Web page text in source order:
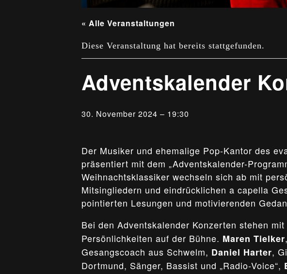
« Alle Veranstaltungen
Diese Veranstaltung hat bereits stattgefunden.
Adventskalender
30. November 2024 – 19:30
Der Musiker und ehemalige Pop-Kantor des
präsentiert mit dem „Adventskalender-
Weihnachtsklassiker wechseln sich ab mit
Mitsingliedern und eindrücklichen a capella
pointierten Lesungen und motivierenden
Bei den Adventskalender Konzerten stehen mit
Persönlichkeiten auf der Bühne. Maren Tielker
Gesangscoach aus Schwelm, Daniel Harter,
Dortmund, Sänger, Bassist und „Radio-Voice“,